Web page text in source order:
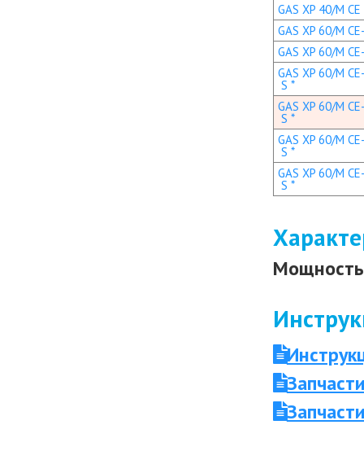
GAS XP 40/M
GAS XP 60/M
GAS XP 60/M
GAS XP 60/M
S *
GAS XP 60/M
S *
GAS XP 60/M
S *
GAS XP 60/M
S *
Мощность